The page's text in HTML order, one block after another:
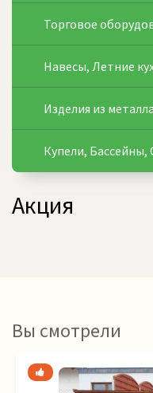
Торговое
Навесы, Летние
Изделия из
Купели,
Акция
Вы смотрели